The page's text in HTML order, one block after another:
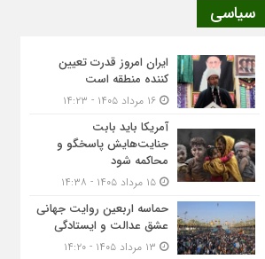
سیاسی
ایران امروز قدرت تعیین
کننده منطقه است
آمریکا باید بابت
جنایت‌هایش پاسخگو و
محاکمه شود
حماسه اربعین روایت جهانی
عشق عدالت و ایستادگی